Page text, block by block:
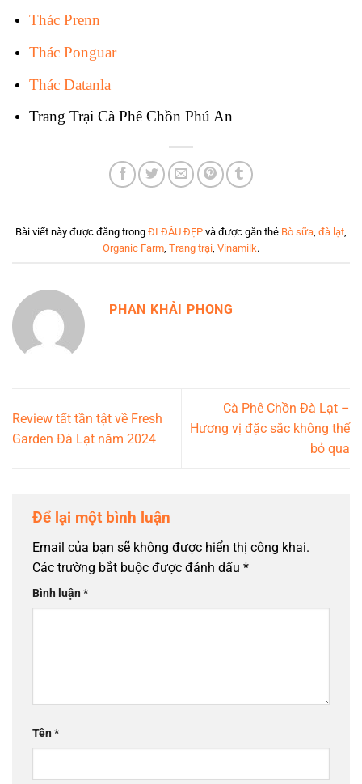
Thác Prenn
Thác Ponguar
Thác Datanla
Trang Trại Cà Phê Chồn Phú An
Bài viết này được đăng trong ĐI ĐÂU ĐẸP và được gắn thẻ Bò sữa đà lạt
Organic Farm Trang trại Vinamilk.
PHAN KHẢI PHONG
Review tất tần tật về Fresh
Garden Đà Lạt năm 2024
Cà Phê Chồn Đà Lạt –
Hương vị đặc sắc không thể
bỏ qua
Để lại một bình luận
Email của bạn sẽ không được hiển thị công khai.
Các trường bắt buộc được đánh dấu *
Bình luận*
Tên*